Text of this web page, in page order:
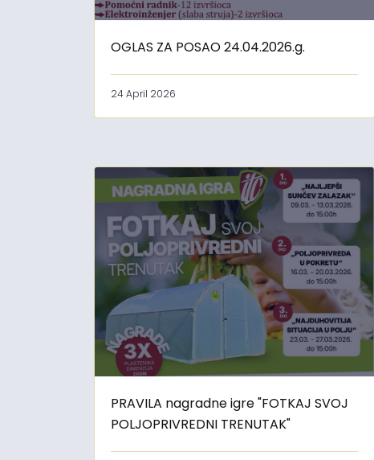
OGLAS ZA POSAO 24.04.2026.g.
24 April 2026
PRAVILA nagradne igre "FOTKAJ SVOJ
POLJOPRIVREDNI TRENUTAK"